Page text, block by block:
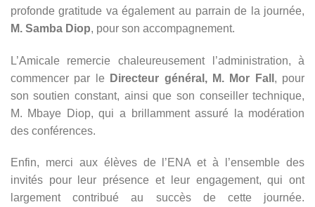
profonde gratitude va également au parrain de la journée,
M. Samba Diop, pour son accompagnement.
L’Amicale remercie chaleureusement l’administration, à
commencer par le
Directeur général, M. Mor Fall , pour
son soutien constant, ainsi que son conseiller technique,
M. Mbaye Diop, qui a brillamment assuré la modération
des conférences.
Enfin, merci aux élèves de l’ENA et à l’ensemble des
invités pour leur présence et leur engagement, qui ont
largement contribué au succès de cette journée.